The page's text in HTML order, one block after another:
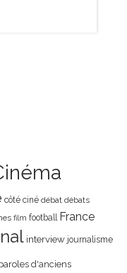
côté ciné débat débats
film football France
interview journalisme
d'anciens